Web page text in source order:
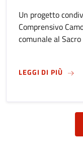
Un progetto
Comprensivo
comunale al Sacro
LEGGI DI PIÙSU